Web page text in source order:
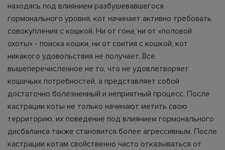
находясь под влиянием разбушевавшегося
гормонального уровня, кот начинает активно требовать
совокупления с кошкой. Ни от гона, ни от «половой
охоты» - поиска кошки, ни от соития с кошкой, кот
никакого удовольствия не получает. Всё
вышеперечисленное не то, что не удовлетворяет
кошачьих потребностей, а представляет собой
достаточно болезненный и неприятный процесс. После
кастрации коты не только начинают метить свою
территорию, их поведение под влиянием гормонального
дисбаланса также становится более агрессивным. После
кастрации котам свойственно часто отказываться от